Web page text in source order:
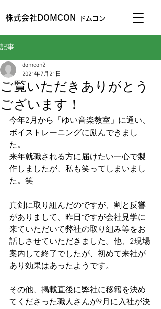
株式会社DOMCON ドムコン
記事
ご覧いただきありがとう
ございます！
domcon2
2021年7月21日
今年2月から「ゆい音楽教室」に通い、
ボイストレーニングに励んできまし
た。
来年就職される方に届けたい一心で製
作しましたが、私も笑ってしまいまし
た。笑
真剣に取り組んだのですが、割と反響
がありまして、昨日ですが会社見学に
来ていただいて弊社の取り組み等をお
話しさせていただきました。他、2現場
案内して終了でしたが、初めて来社が
あり効果はあったようです。
その他、掲載直後に弊社に移籍を決め
てくださった職人さんが9月に入社が決